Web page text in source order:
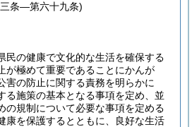
条―第六十九条)
民の健康で文化的な生活を確保する
が極めて重要であることにかんが
害の防止に関する責務を明らかに
る施策の基本となる事項を定め、並
の規制について必要な事項を定める
康を保護するとともに、良好な生活